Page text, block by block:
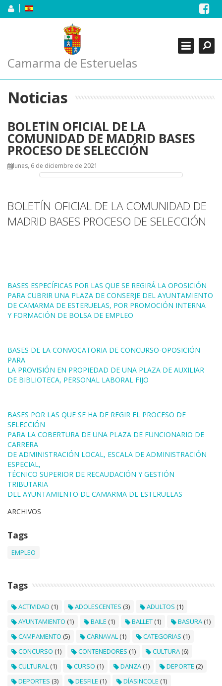
Skip
Camarma de Esteruelas
Noticias
BOLETÍN OFICIAL DE LA
COMUNIDAD DE MADRID BASES
PROCESO DE SELECCIÓN
lunes, 6 de diciembre de 2021
BOLETÍN OFICIAL DE LA COMUNIDAD DE
MADRID BASES PROCESO DE SELECCIÓN
BASES ESPECÍFICAS POR LAS QUE SE REGIRÁ LA OPOSICIÓN
PARA CUBRIR UNA PLAZA DE CONSERJE DEL AYUNTAMIENTO
DE CAMARMA DE ESTERUELAS, POR PROMOCIÓN INTERNA
Y FORMACIÓN DE BOLSA DE EMPLEO
BASES DE LA CONVOCATORIA DE CONCURSO-OPOSICIÓN
PARA
LA PROVISIÓN EN PROPIEDAD DE UNA PLAZA DE AUXILIAR
DE BIBLIOTECA, PERSONAL LABORAL FIJO
BASES POR LAS QUE SE HA DE REGIR EL PROCESO DE
SELECCIÓN
PARA LA COBERTURA DE UNA PLAZA DE FUNCIONARIO DE
CARRERA
DE ADMINISTRACIÓN LOCAL, ESCALA DE ADMINISTRACIÓN
ESPECIAL,
TÉCNICO SUPERIOR DE RECAUDACIÓN Y GESTIÓN
TRIBUTARIA
DEL AYUNTAMIENTO DE CAMARMA DE ESTERUELAS
ARCHIVOS
Tags
EMPLEO
Tags
ACTIVIDAD (1) ADOLESCENTES (3) ADULTOS (1)
AYUNTAMIENTO (1) BAILE (1) BALLET (1) BASURA (1)
CAMPAMENTO (5) CARNAVAL (1) CATEGORIAS (1)
CONCURSO (1) CONTENEDORES (1) CULTURA (6)
CULTURAL (1) CURSO (1) DANZA (1) DEPORTE (2)
DEPORTES (3) DESFILE (1) DÍASINCOLE (1)
AYUNTAMIENTO
CIUDADANOS
EMPRESAS